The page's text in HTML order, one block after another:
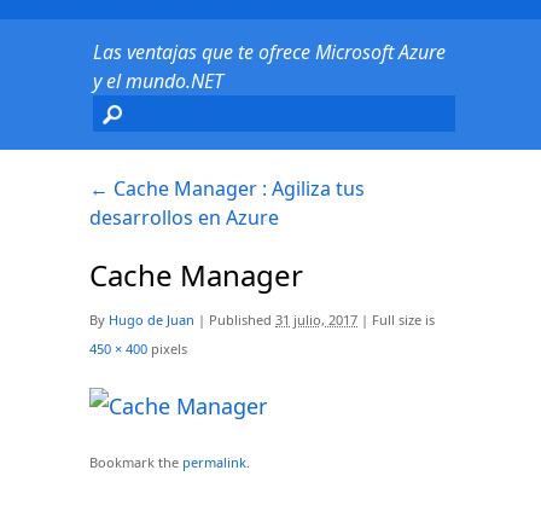
Las ventajas que te ofrece Microsoft Azure
y el mundo.NET
← Cache Manager : Agiliza tus
desarrollos en Azure
Cache Manager
By Hugo de Juan | Published 31 julio, 2017 | Full size is
450 × 400 pixels
Bookmark the permalink